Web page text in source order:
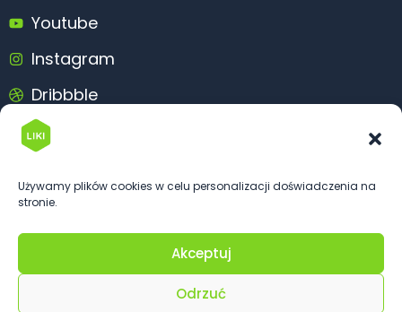
Używamy plików cookies w celu personalizacji doświadczenia na
stronie.
Akceptuj
Odrzuć
Youtube
Instagram
Dribbble
Behance
© 2026 Likims.com. All rights reserved